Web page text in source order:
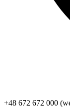
+48 672 672 000